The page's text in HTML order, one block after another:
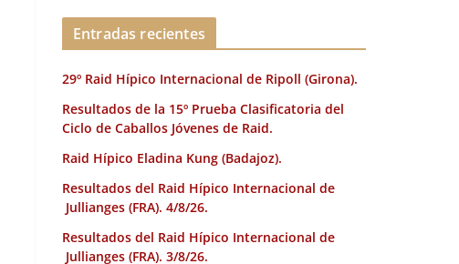
Entradas recientes
29º Raid Hípico Internacional de Ripoll (Girona).
Resultados de la 15º Prueba Clasificatoria del
Ciclo de Caballos Jóvenes de Raid.
Raid Hípico Eladina Kung (Badajoz).
Resultados del Raid Hípico Internacional de
Jullianges (FRA). 4/8/26.
Resultados del Raid Hípico Internacional de
Jullianges (FRA). 3/8/26.